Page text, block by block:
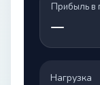
Прибыль в
—
Нагрузка